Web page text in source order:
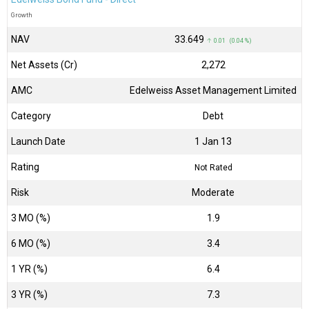
Growth
NAV ₹33.649 ↑ 0.01 (0.04 %)
Net Assets (Cr) ₹2,272
AMC Edelweiss Asset Management Limited
Category Debt
Launch Date 1 Jan 13
Rating Not Rated
Risk Moderate
3 MO (%) 1.9
6 MO (%) 3.4
1 YR (%) 6.4
3 YR (%) 7.3